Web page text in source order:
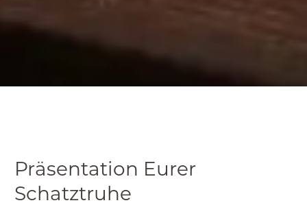
Präsentation Eurer
Schatztruhe